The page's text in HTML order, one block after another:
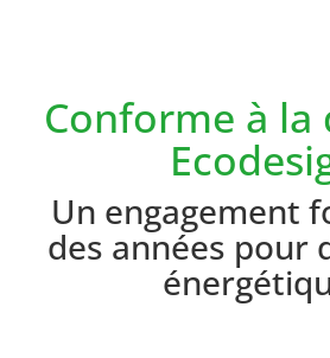
Conforme à la
Un engagement
des années pour